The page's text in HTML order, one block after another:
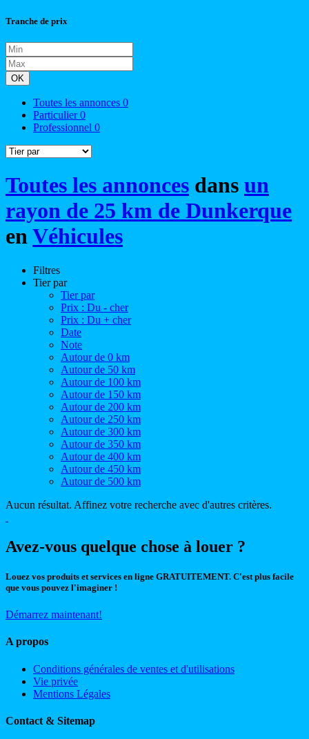
Tranche de prix
OK
Toutes les annonces 0
Particulier0
Professionnel 0
Toutes les annonces dans un
rayon de 25 km de Dunkerque
enVéhicules
Filtres
Tier par
Tier par
Prix : Du - cher
Prix : Du + cher
Date
Note
Autour de 0 km
Autour de 50 km
Autour de 100 km
Autour de 150 km
Autour de 200 km
Autour de 250 km
Autour de 300 km
Autour de 350 km
Autour de 400 km
Autour de 450 km
Autour de 500 km
Aucun résultat. Affinez votre recherche avec d'autres critères.
Avez-vous quelque chose à louer ?
Louez vos produits et services en ligne GRATUITEMENT. C'est plus facile
que vous pouvez l'imaginer !
Démarrez maintenant!
A propos
Conditions générales de ventes et d'utilisations
Vie privée
Mentions Légales
Contact & Sitemap